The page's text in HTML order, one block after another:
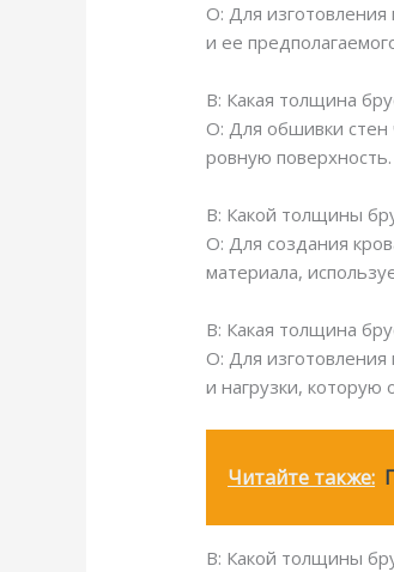
О: Для
и ее
В: Какая толщина
О: Для обшивки стен
ровную поверхность.
В: Какой толщины
О: Для создания
материала,
В: Какая толщина
О: Для
и нагрузки, которую
Читайте также:
В: Какой толщины